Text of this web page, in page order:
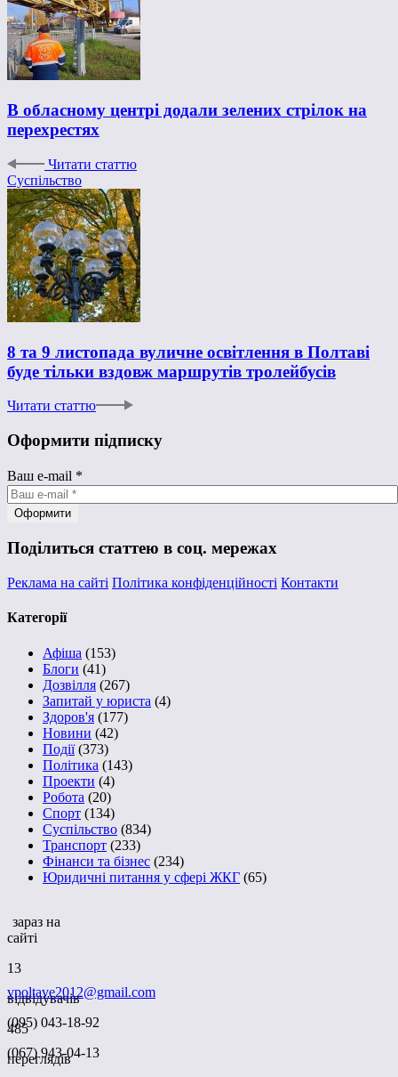
В обласному центрі додали зелених стрілок на
перехрестях
Читати статтю
Суспільство
8 та 9 листопада вуличне освітлення в Полтаві
буде тільки вздовж маршрутів тролейбусів
Читати статтю
Оформити підписку
Ваш e-mail *
Поділиться статтею в соц. мережах
Реклама на сайті Політика конфіденційності Контакти
Категорії
Афіша (153)
Блоги (41)
Дозвілля (267)
Запитай у юриста (4)
Здоров'я (177)
Новини (42)
Події(373)
Політика (143)
Проекти (4)
Робота (20)
Спорт (134)
Суспільство (834)
Транспорт (233)
Фінанси та бізнес (234)
Юридичні питання у сфері ЖКГ (65)
зараз на
сайті
13
відвідувачів
485
переглядів
vpoltave2012@gmail.com
(095) 043-18-92
(067) 943-04-13